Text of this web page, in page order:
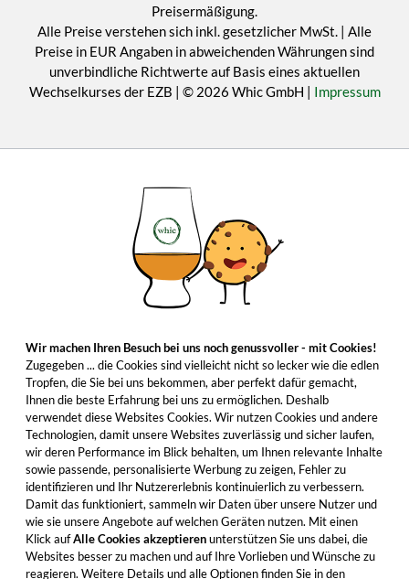
Preisermäßigung.
Alle Preise verstehen sich inkl. gesetzlicher MwSt. | Alle
Preise in EUR Angaben in abweichenden Währungen sind
unverbindliche Richtwerte auf Basis eines aktuellen
Wechselkurses der EZB | © 2026 Whic GmbH | Impressum
Wir machen Ihren Besuch bei uns noch genussvoller - mit Cookies!
Zugegeben ... die Cookies sind vielleicht nicht so lecker wie die edlen
Tropfen, die Sie bei uns bekommen, aber perfekt dafür gemacht,
Ihnen die beste Erfahrung bei uns zu ermöglichen. Deshalb
verwendet diese Websites Cookies. Wir nutzen Cookies und andere
Technologien, damit unsere Websites zuverlässig und sicher laufen,
wir deren Performance im Blick behalten, um Ihnen relevante Inhalte
sowie passende, personalisierte Werbung zu zeigen, Fehler zu
identifizieren und Ihr Nutzererlebnis kontinuierlich zu verbessern.
Damit das funktioniert, sammeln wir Daten über unsere Nutzer und
wie sie unsere Angebote auf welchen Geräten nutzen. Mit einen
Klick aufAlle Cookies akzeptierenunterstützen Sie uns dabei, die
Websites besser zu machen und auf Ihre Vorlieben und Wünsche zu
reagieren. Weitere Details und alle Optionen finden Sie in den